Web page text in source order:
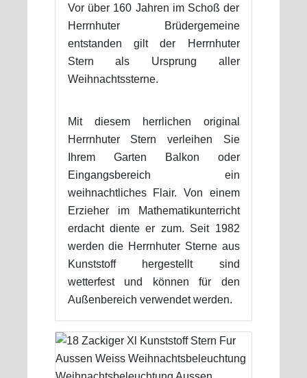
Vor über 160 Jahren im Schoß der
Herrnhuter Brüdergemeine
entstanden gilt der Herrnhuter
Stern als Ursprung aller
Weihnachtssterne.
Mit diesem herrlichen original
Herrnhuter Stern verleihen Sie
Ihrem Garten Balkon oder
Eingangsbereich ein
weihnachtliches Flair. Von einem
Erzieher im Mathematikunterricht
erdacht diente er zum. Seit 1982
werden die Herrnhuter Sterne aus
Kunststoff hergestellt sind
wetterfest und können für den
Außenbereich verwendet werden.